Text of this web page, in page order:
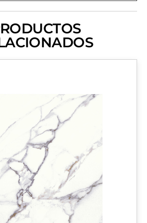
los ingresos con felpudos.